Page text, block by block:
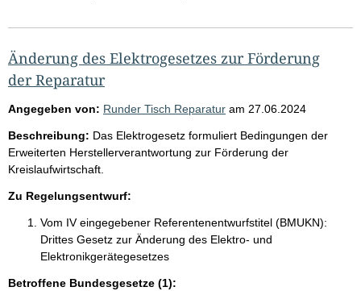
Änderung des Elektrogesetzes zur Förderung
der Reparatur
Angegeben von: Runder Tisch Reparatur am 27.06.2024
Beschreibung: Das Elektrogesetz formuliert Bedingungen der
Erweiterten Herstellerverantwortung zur Förderung der
Kreislaufwirtschaft.
Zu Regelungsentwurf:
Vom IV eingegebener Referentenentwurfstitel (BMUKN):
Drittes Gesetz zur Änderung des Elektro- und
Elektronikgerätegesetzes
Betroffene Bundesgesetze (1):